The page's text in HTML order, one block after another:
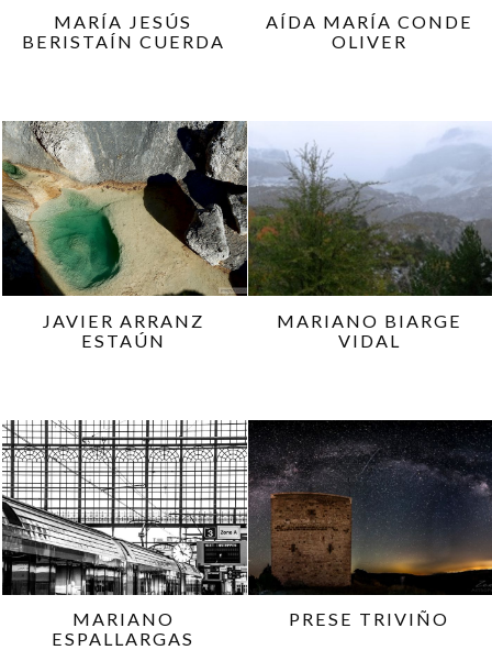
MARÍA JESÚS
BERISTAÍN CUERDA
AÍDA MARÍA CONDE
OLIVER
JAVIER ARRANZ
ESTAÚN
MARIANO BIARGE
VIDAL
MARIANO
ESPALLARGAS
PRESE TRIVIÑO